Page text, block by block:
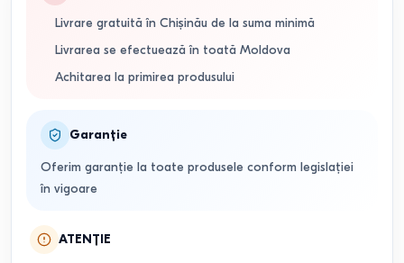
Livrare gratuită în Chișinău de la suma minimă
Livrarea se efectuează în toată Moldova
Achitarea la primirea produsului
Garanție
Oferim garanție la toate produsele conform legislației
în vigoare
ATENȚIE